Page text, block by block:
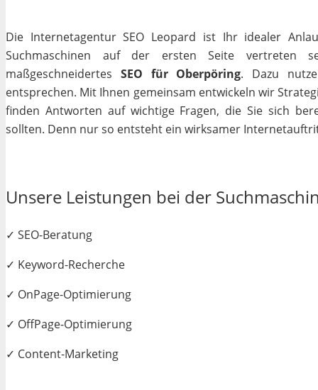
Die Internetagentur SEO Leopard ist Ihr idealer
Suchmaschinen auf der ersten Seite vertreten
maßgeschneidertes SEO für Oberpöring. Dazu
entsprechen. Mit Ihnen gemeinsam entwickeln wir
finden Antworten auf wichtige Fragen, die Sie sich
sollten. Denn nur so entsteht ein wirksamer
Unsere Leistungen bei der
✓ SEO-Beratung
✓ Keyword-Recherche
✓ OnPage-Optimierung
✓ OffPage-Optimierung
✓ Content-Marketing